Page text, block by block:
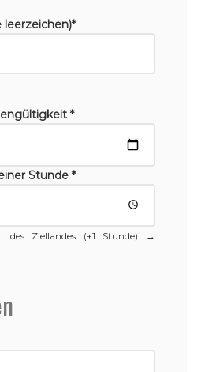
leerzeichen)*
*
Stunde *
des Ziellandes (+1 Stunde) →